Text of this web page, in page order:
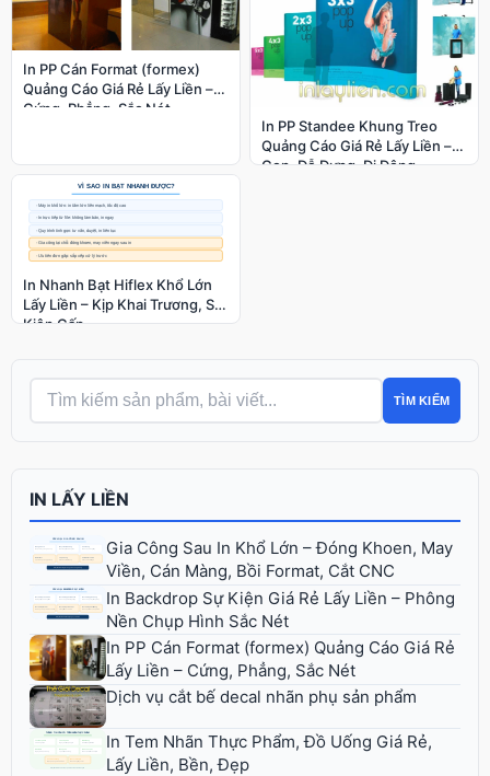
In PP Cán Format (formex)
Quảng Cáo Giá Rẻ Lấy Liền –
Cứng, Phẳng, Sắc Nét
In PP Standee Khung Treo
Quảng Cáo Giá Rẻ Lấy Liền –
Gọn, Dễ Dựng, Di Động
In Nhanh Bạt Hiflex Khổ Lớn
Lấy Liền – Kịp Khai Trương, Sự
Kiện Gấp
TÌM KIẾM
IN LẤY LIỀN
Gia Công Sau In Khổ Lớn – Đóng Khoen, May
Viền, Cán Màng, Bồi Format, Cắt CNC
In Backdrop Sự Kiện Giá Rẻ Lấy Liền – Phông
Nền Chụp Hình Sắc Nét
In PP Cán Format (formex) Quảng Cáo Giá Rẻ
Lấy Liền – Cứng, Phẳng, Sắc Nét
Dịch vụ cắt bế decal nhãn phụ sản phẩm
In Tem Nhãn Thực Phẩm, Đồ Uống Giá Rẻ,
Lấy Liền, Bền, Đẹp